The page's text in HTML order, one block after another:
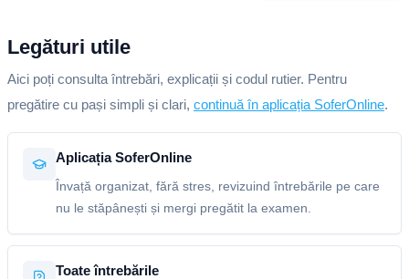
Legături utile
Aici poți consulta întrebări, explicații și codul rutier. Pentru
pregătire cu pași simpli și clari, continuă în aplicația SoferOnline.
Aplicația SoferOnline
Învață organizat, fără stres, revizuind întrebările pe care
nu le stăpânești și mergi pregătit la examen.
Toate întrebările